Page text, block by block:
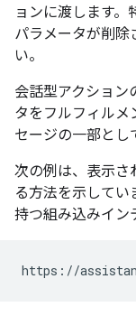
ョンに渡します。
パラメータが削除
い。
会話型アクション
タをフルフィルメ
セージの一部とし
次の例は、表示さ
る方法を示してい
持つ組み込みイン